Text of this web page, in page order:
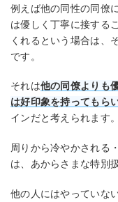
例えば他の同性の同僚
は優しく丁寧に接する
くれるという場合は、
です。
それは他の同僚よりも
は好印象を持ってもら
インだと考えられます。
周りから冷やかされる
は、あからさまな特別
他の人にはやっていな